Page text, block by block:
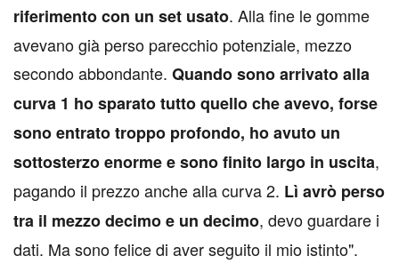
riferimento con un set usato. Alla fine le gomme
avevano già perso parecchio potenziale, mezzo
secondo abbondante. Quando sono arrivato alla
curva 1 ho sparato tutto quello che avevo, forse
sono entrato troppo profondo, ho avuto un
sottosterzo enorme e sono finito largo in uscita,
pagando il prezzo anche alla curva 2. Lì avrò perso
tra il mezzo decimo e un decimo, devo guardare i
dati. Ma sono felice di aver seguito il mio istinto".